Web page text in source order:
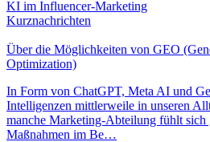
KI im Influencer-Marketing
Kurznachrichten
Über die Möglichkeiten von GEO
Optimization)
In Form von ChatGPT, Meta AI und
Intelligenzen mittlerweile in unseren
manche Marketing-Abteilung fühlt
Maßnahmen im Be…